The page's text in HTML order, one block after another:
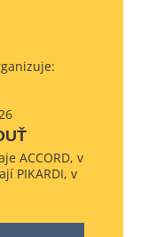
ACCORD, v
PIKARDI, v